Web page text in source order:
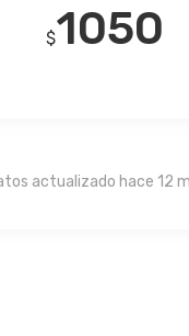
$1050
actualizado hace 12